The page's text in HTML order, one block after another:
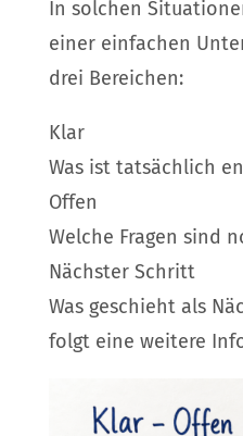
In solchen
einer einfachen
drei Bereichen:
Klar
Was ist tatsächlich
Offen
Welche Fragen sind
Nächster Schritt
Was geschieht als
folgt eine weitere